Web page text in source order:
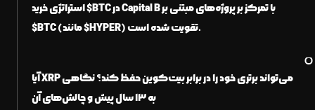
استراتژی خرید $BTC در Capital B با تمرکز بر پروژه‌های مبتنی بر
$BTC (مانند $HYPER) تقویت شده است.
آیا XRP می‌تواند برتری خود را در برابر بیت‌کوین حفظ کند؟ نگاهی
به ۱۳ سال پیش و چالش‌های آن